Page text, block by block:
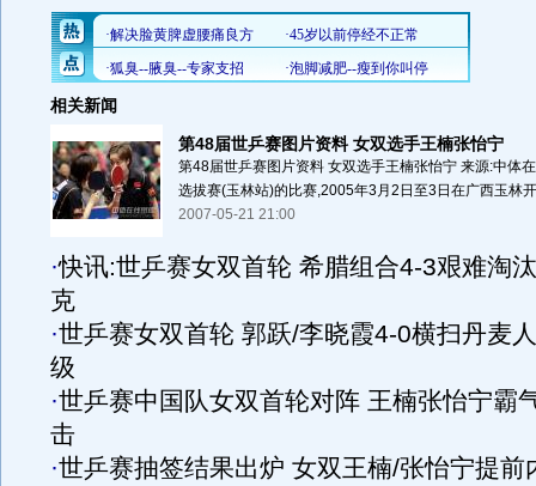
相关新闻
第48届世乒赛图片资料 女双选手王楠张怡宁
第48届世乒赛图片资料 女双选手王楠张怡宁 来源:中体
选拔赛(玉林站)的比赛,2005年3月2日至3日在广西玉林
2007-05-21 21:00
·快讯:世乒赛女双首轮 希腊组合4-3艰难淘
克
·世乒赛女双首轮 郭跃/李晓霞4-0横扫丹麦
级
·世乒赛中国队女双首轮对阵 王楠张怡宁霸
击
·世乒赛抽签结果出炉 女双王楠/张怡宁提前